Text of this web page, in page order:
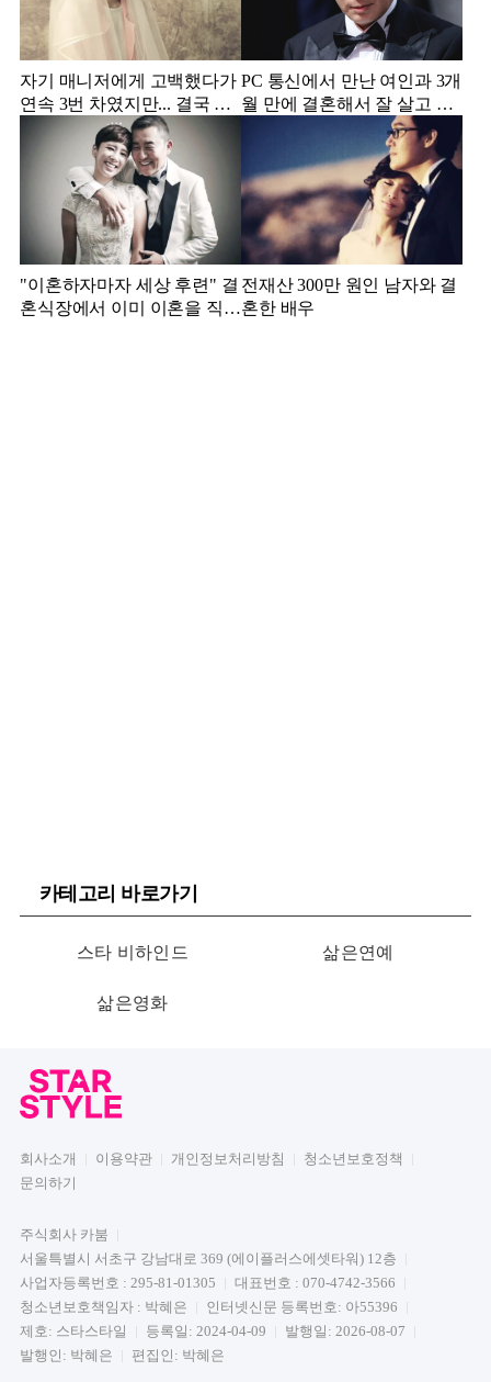
자기 매니저에게 고백했다가
연속 3번 차였지만... 결국 결
혼에 성공한 배우
PC 통신에서 만난 여인과 3개
월 만에 결혼해서 잘 살고 있
"이혼하자마자 세상 후련" 결
혼식장에서 이미 이혼을 직감
전재산 300만 원인 남자와 결
혼한 배우
카테고리 바로가기
스타 비하인드 삶은연예
삶은영화
회사소개 이용약관 개인정보처리방침
청소년보호정책
문의하기
주식회사 카붐
서울특별시 서초구 강남대로 369 (에이플러스에셋타워) 12층
사업자등록번호 : 295-81-01305
대표번호 : 070-4742-3566
청소년보호책임자 : 박혜은
인터넷신문 등록번호: 아55396
제호: 스타스타일
등록일: 2024-04-09
발행일: 2026-08-07
발행인: 박혜은
편집인: 박혜은